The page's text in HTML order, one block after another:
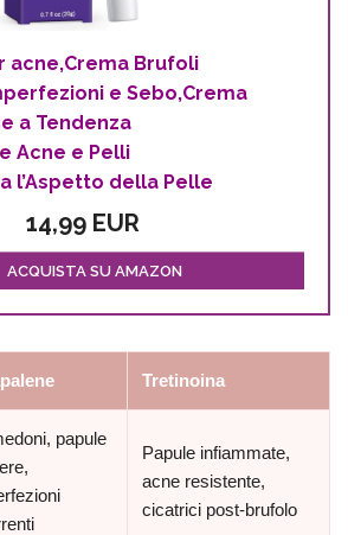
acne,Crema Brufoli
e Sebo,Crema
a Tendenza
Acne e Pelli
l’Aspetto della Pelle
14,99 EUR
ACQUISTA SU AMAZON
Tretinoina
papule
Papule infiammate,
acne resistente,
cicatrici post-brufolo